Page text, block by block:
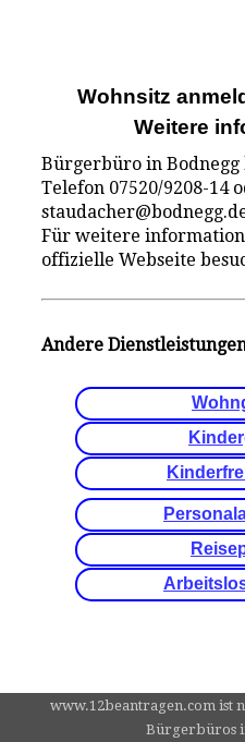
Wohnsitz
Weitere
Bürgerbüro in
Telefon 07520/9208-14
Für weitere
offizielle Webseite
Andere
www.12beantragen.com ist
Bürgerbüros